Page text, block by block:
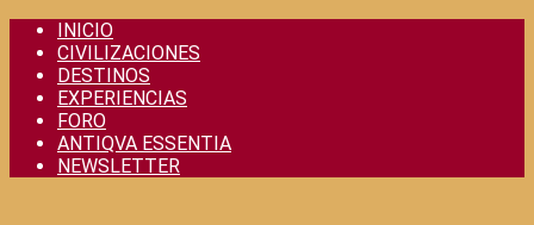
Skip
content
INICIO
CIVILIZACIONES
DESTINOS
EXPERIENCIAS
FORO
ANTIQVA ESSENTIA
NEWSLETTER